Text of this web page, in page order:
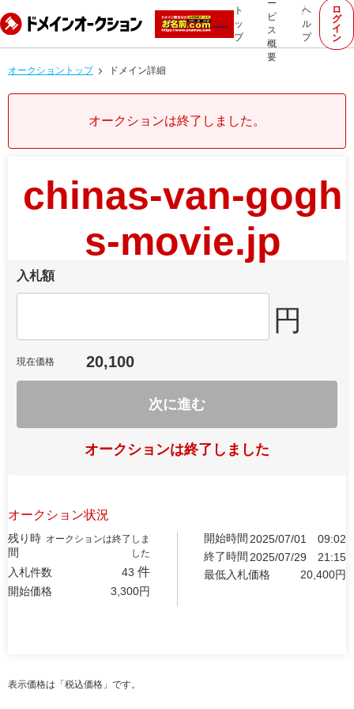
ト
ッ
プ
ー
ビ
ス
概
要
ヘ
ル
プ
ロ
グ
イ
ン
オークショントップ ドメイン詳細
オークションは終了しました。
chinas-van-gogh
s-movie.jp
入札額
円
現在価格 20,100
次に進む
オークションは終了しました
オークション状況
残り時
間
オークションは終了しま
した
入札件数 43 件
開始価格 3,300円
開始時間 2025/07/01
09:02
終了時間 2025/07/29
21:15
最低入札価格
20,400円
表示価格は「税込価格」です。